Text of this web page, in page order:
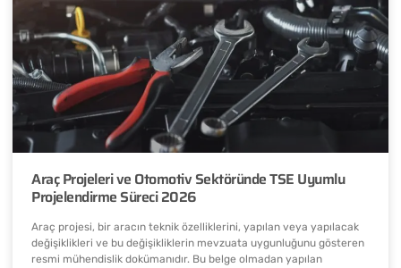
Araç Projeleri ve Otomotiv Sektöründe TSE Uyumlu
Projelendirme Süreci 2026
Araç projesi, bir aracın teknik özelliklerini, yapılan veya yapılacak
değişiklikleri ve bu değişikliklerin mevzuata uygunluğunu gösteren
resmi mühendislik dokümanıdır. Bu belge olmadan yapılan